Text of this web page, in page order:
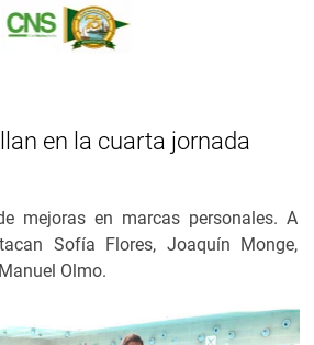
en la cuarta jornada
mejoras en marcas personales. A
Sofía Flores, Joaquín Monge,
Olmo.